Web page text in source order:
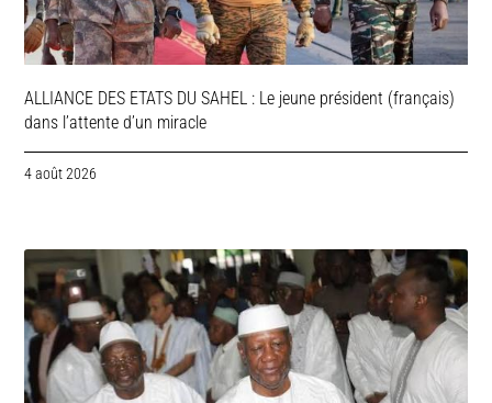
ALLIANCE DES ETATS DU SAHEL : Le jeune président (français)
dans l’attente d’un miracle
4 août 2026